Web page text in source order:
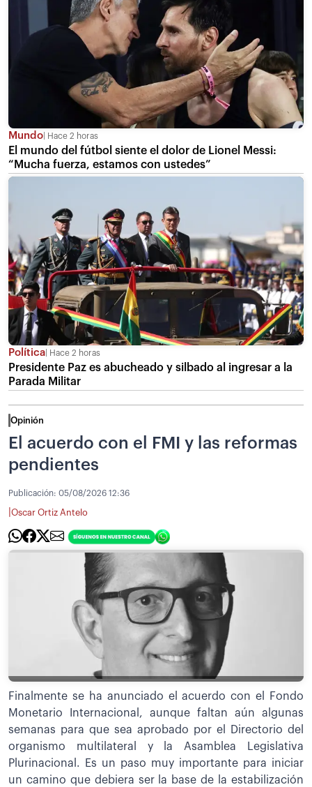
Mundo Hace 2 horas
El mundo del fútbol siente el dolor de Lionel Messi:
“Mucha fuerza, estamos con ustedes”
Política Hace 2 horas
Presidente Paz es abucheado y silbado al ingresar a la
Parada Militar
Opinión
El acuerdo con el FMI y las reformas
pendientes
Publicación: 05/08/2026 12:36
Oscar Ortiz Antelo
Finalmente se ha anunciado el acuerdo con el Fondo
Monetario Internacional, aunque faltan aún algunas
semanas para que sea aprobado por el Directorio del
organismo multilateral y la Asamblea Legislativa
Plurinacional. Es un paso muy importante para iniciar
un camino que debiera ser la base de la estabilización